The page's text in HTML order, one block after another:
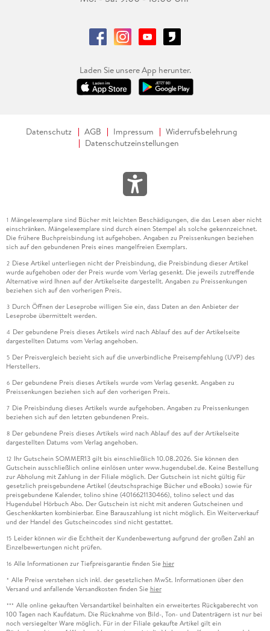
Laden Sie unsere App herunter.
Datenschutz AGB Impressum
Widerrufsbelehrung
Datenschutzeinstellungen
1 Mängelexemplare sind Bücher mit leichten Beschädigungen, die das Lesen aber nicht
einschränken. Mängelexemplare sind durch einen Stempel als solche gekennzeichnet.
Die frühere Buchpreisbindung ist aufgehoben. Angaben zu Preissenkungen beziehen
sich auf den gebundenen Preis eines mangelfreien Exemplars.
2 Diese Artikel unterliegen nicht der Preisbindung, die Preisbindung dieser Artikel
wurde aufgehoben oder der Preis wurde vom Verlag gesenkt. Die jeweils zutreffende
Alternative wird Ihnen auf der Artikelseite dargestellt. Angaben zu Preissenkungen
beziehen sich auf den vorherigen Preis.
3 Durch Öffnen der Leseprobe willigen Sie ein, dass Daten an den Anbieter der
Leseprobe übermittelt werden.
4 Der gebundene Preis dieses Artikels wird nach Ablauf des auf der Artikelseite
dargestellten Datums vom Verlag angehoben.
5 Der Preisvergleich bezieht sich auf die unverbindliche Preisempfehlung (UVP) des
Herstellers.
6 Der gebundene Preis dieses Artikels wurde vom Verlag gesenkt. Angaben zu
Preissenkungen beziehen sich auf den vorherigen Preis.
7 Die Preisbindung dieses Artikels wurde aufgehoben. Angaben zu Preissenkungen
beziehen sich auf den letzten gebundenen Preis.
8 Der gebundene Preis dieses Artikels wird nach Ablauf des auf der Artikelseite
dargestellten Datums vom Verlag angehoben.
12 Ihr Gutschein SOMMER13 gilt bis einschließlich 10.08.2026. Sie können den
Gutschein ausschließlich online einlösen unter www.hugendubel.de. Keine Bestellung
zur Abholung mit Zahlung in der Filiale möglich. Der Gutschein ist nicht gültig für
gesetzlich preisgebundene Artikel (deutschsprachige Bücher und eBooks) sowie für
preisgebundene Kalender, tolino shine (4016621130466), tolino select und das
Hugendubel Hörbuch Abo. Der Gutschein ist nicht mit anderen Gutscheinen und
Geschenkkarten kombinierbar. Eine Barauszahlung ist nicht möglich. Ein Weiterverkauf
und der Handel des Gutscheincodes sind nicht gestattet.
15 Leider können wir die Echtheit der Kundenbewertung aufgrund der großen Zahl an
Einzelbewertungen nicht prüfen.
16 Alle Informationen zur Tiefpreisgarantie finden Sie hier
* Alle Preise verstehen sich inkl. der gesetzlichen MwSt. Informationen über den
Versand und anfallende Versandkosten finden Sie hier
*** Alle online gekauften Versandartikel beinhalten ein erweitertes Rückgaberecht von
100 Tagen nach Kaufdatum. Die Rücknahme von Bild-, Ton- und Datenträgern ist nur bei
noch versiegelter Ware möglich. Für in der Filiale gekaufte Artikel gilt ein